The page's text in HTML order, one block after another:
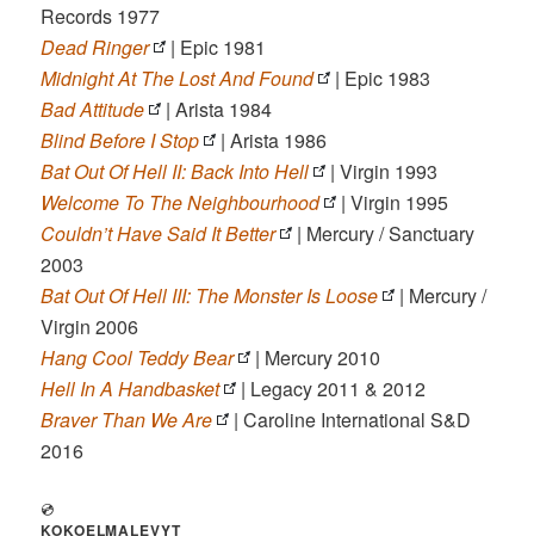
Records 1977
Dead Ringer
| Epic 1981
Midnight At The Lost And Found
| Epic 1983
Bad Attitude
| Arista 1984
Blind Before I Stop
| Arista 1986
Bat Out Of Hell II: Back Into Hell
| Virgin 1993
Welcome To The Neighbourhood
| Virgin 1995
Couldn’t Have Said It Better
| Mercury / Sanctuary
2003
Bat Out Of Hell III: The Monster Is Loose
| Mercury /
Virgin 2006
Hang Cool Teddy Bear
| Mercury 2010
Hell In A Handbasket
| Legacy 2011 & 2012
Braver Than We Are
| Caroline International S&D
2016
💿
KOKOELMALEVYT